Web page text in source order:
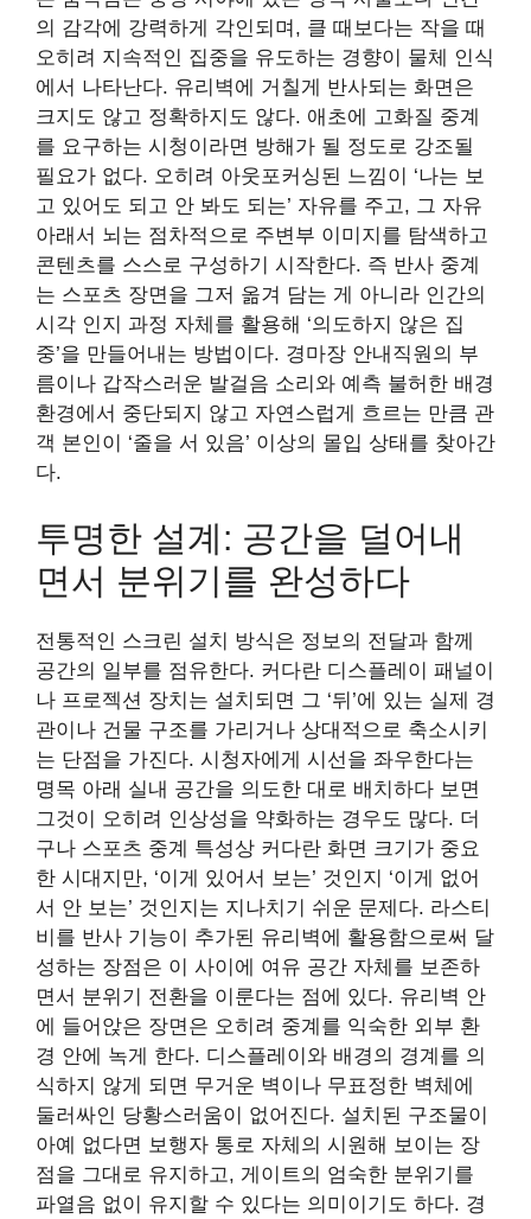
의 감각에 강력하게 각인되며, 클 때보다는 작을 때
오히려 지속적인 집중을 유도하는 경향이 물체 인식
에서 나타난다. 유리벽에 거칠게 반사되는 화면은
크지도 않고 정확하지도 않다. 애초에 고화질 중계
를 요구하는 시청이라면 방해가 될 정도로 강조될
필요가 없다. 오히려 아웃포커싱된 느낌이 ‘나는 보
고 있어도 되고 안 봐도 되는’ 자유를 주고, 그 자유
아래서 뇌는 점차적으로 주변부 이미지를 탐색하고
콘텐츠를 스스로 구성하기 시작한다. 즉 반사 중계
는 스포츠 장면을 그저 옮겨 담는 게 아니라 인간의
시각 인지 과정 자체를 활용해 ‘의도하지 않은 집
중’을 만들어내는 방법이다. 경마장 안내직원의 부
름이나 갑작스러운 발걸음 소리와 예측 불허한 배경
환경에서 중단되지 않고 자연스럽게 흐르는 만큼 관
객 본인이 ‘줄을 서 있음’ 이상의 몰입 상태를 찾아간
다.
투명한 설계: 공간을 덜어내
면서 분위기를 완성하다
전통적인 스크린 설치 방식은 정보의 전달과 함께
공간의 일부를 점유한다. 커다란 디스플레이 패널이
나 프로젝션 장치는 설치되면 그 ‘뒤’에 있는 실제 경
관이나 건물 구조를 가리거나 상대적으로 축소시키
는 단점을 가진다. 시청자에게 시선을 좌우한다는
명목 아래 실내 공간을 의도한 대로 배치하다 보면
그것이 오히려 인상성을 약화하는 경우도 많다. 더
구나 스포츠 중계 특성상 커다란 화면 크기가 중요
한 시대지만, ‘이게 있어서 보는’ 것인지 ‘이게 없어
서 안 보는’ 것인지는 지나치기 쉬운 문제다. 라스티
비를 반사 기능이 추가된 유리벽에 활용함으로써 달
성하는 장점은 이 사이에 여유 공간 자체를 보존하
면서 분위기 전환을 이룬다는 점에 있다. 유리벽 안
에 들어앉은 장면은 오히려 중계를 익숙한 외부 환
경 안에 녹게 한다. 디스플레이와 배경의 경계를 의
식하지 않게 되면 무거운 벽이나 무표정한 벽체에
둘러싸인 당황스러움이 없어진다. 설치된 구조물이
아예 없다면 보행자 통로 자체의 시원해 보이는 장
점을 그대로 유지하고, 게이트의 엄숙한 분위기를
파열음 없이 유지할 수 있다는 의미이기도 하다. 경